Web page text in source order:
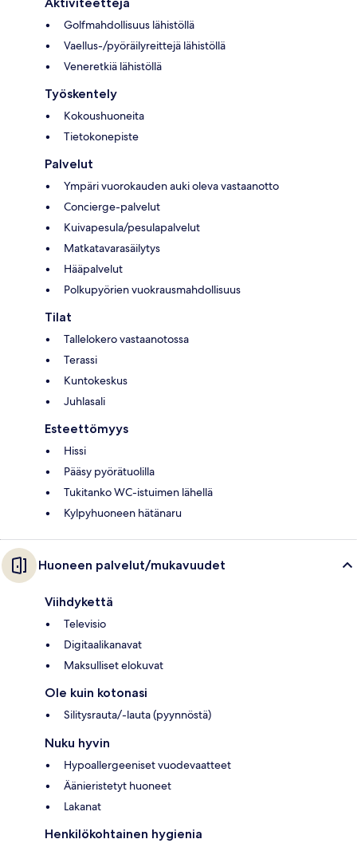
Golfmahdollisuus lähistöllä
Vaellus-/pyöräilyreittejä lähistöllä
Veneretkiä lähistöllä
Työskentely
Kokoushuoneita
Tietokonepiste
Palvelut
Ympäri vuorokauden auki oleva vastaanotto
Concierge-palvelut
Kuivapesula/pesulapalvelut
Matkatavarasäilytys
Hääpalvelut
Polkupyörien vuokrausmahdollisuus
Tilat
Tallelokero vastaanotossa
Terassi
Kuntokeskus
Juhlasali
Esteettömyys
Hissi
Pääsy pyörätuolilla
Tukitanko WC-istuimen lähellä
Kylpyhuoneen hätänaru
Huoneen palvelut/mukavuudet
Viihdykettä
Televisio
Digitaalikanavat
Maksulliset elokuvat
Ole kuin kotonasi
Silitysrauta/-lauta (pyynnöstä)
Nuku hyvin
Hypoallergeeniset vuodevaatteet
Äänieristetyt huoneet
Lakanat
Henkilökohtainen hygienia